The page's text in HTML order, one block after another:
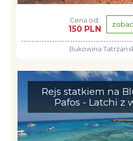
Cena od:
150 PLN
Bukowina
Rejs statkiem na
Pafos - Latchi z